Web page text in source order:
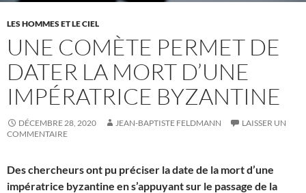
LES HOMMES ET LE CIEL
UNE COMÈTE PERMET DE
DATER LA MORT D’UNE
IMPÉRATRICE BYZANTINE
DÉCEMBRE 28, 2020 JEAN-BAPTISTE FELDMANN
LAISSER UN
COMMENTAIRE
Des chercheurs ont pu préciser la date de la mort d’une
impératrice byzantine en s’appuyant sur le passage de la